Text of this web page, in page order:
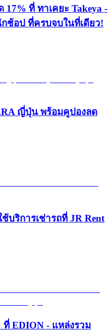
ที่ ทาเคยะ Takeya -
ช้อป ที่ครบจบในที่เดียว!
ญี่ปุ่น พร้อมคูปองลด
บริการเช่ารถที่ JR Rent
ที่ EDION - แหล่งรวม